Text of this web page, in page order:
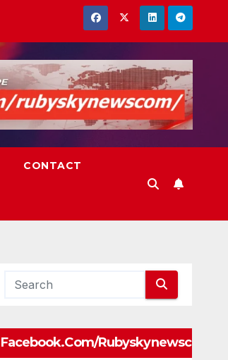
CONTACT
Facebook.com/rubyskynewscom